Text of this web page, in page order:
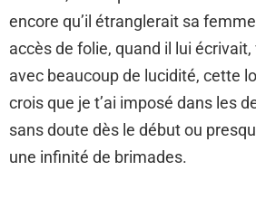
encore qu’il étranglerait sa
accès de folie, quand il lui
avec beaucoup de lucidité, cette
crois que je t’ai imposé dans les
sans doute dès le début ou
une infinité de brimades.